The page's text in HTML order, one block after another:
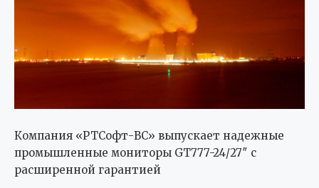
Компания «РТСофт-ВС» выпускает надежные
промышленные мониторы GT777-24/27″ с
расширенной гарантией